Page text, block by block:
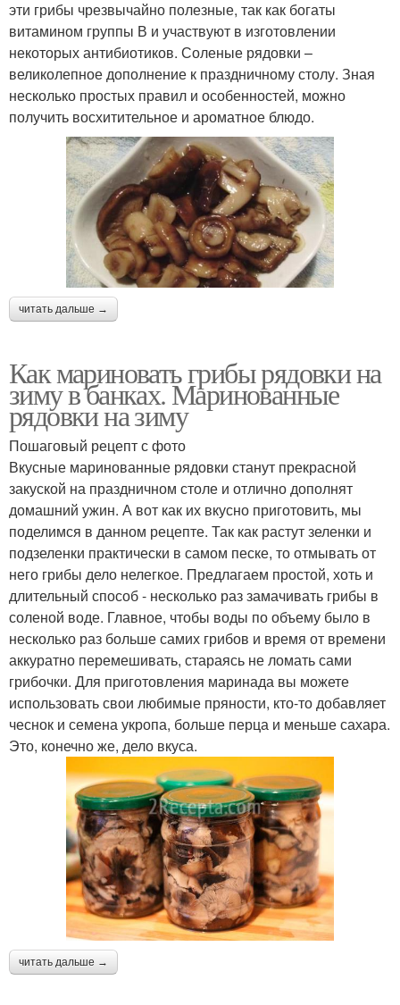
эти грибы чрезвычайно полезные, так как богаты
витамином группы В и участвуют в изготовлении
некоторых антибиотиков. Соленые рядовки –
великолепное дополнение к праздничному столу. Зная
несколько простых правил и особенностей, можно
получить восхитительное и ароматное блюдо.
читать дальше →
Как мариновать грибы рядовки на
зиму в банках. Маринованные
рядовки на зиму
Пошаговый рецепт с фото
Вкусные маринованные рядовки станут прекрасной
закуской на праздничном столе и отлично дополнят
домашний ужин. А вот как их вкусно приготовить, мы
поделимся в данном рецепте. Так как растут зеленки и
подзеленки практически в самом песке, то отмывать от
него грибы дело нелегкое. Предлагаем простой, хоть и
длительный способ - несколько раз замачивать грибы в
соленой воде. Главное, чтобы воды по объему было в
несколько раз больше самих грибов и время от времени
аккуратно перемешивать, стараясь не ломать сами
грибочки. Для приготовления маринада вы можете
использовать свои любимые пряности, кто-то добавляет
чеснок и семена укропа, больше перца и меньше сахара.
Это, конечно же, дело вкуса.
читать дальше →